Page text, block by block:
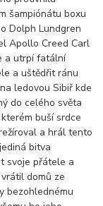
šampiónátu boxu
Dolph Lundgren
Apollo Creed Carl
a utrpí fatální
a uštědřit ránu
ledovou Sibiř kde
do celého světa
buší srdce
a hrál tento
bitva
svoje přátele a
domů ze
bezohlednému